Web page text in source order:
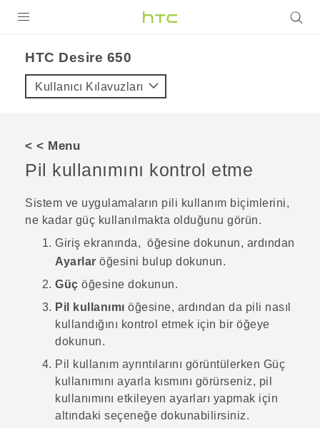
VIVE
VIVERSE
DESTEK
HTC Desire 650‎
Kullanıcı Kılavuzları
< < Menu
Pil kullanımını kontrol etme
Sistem ve uygulamaların pili kullanım biçimlerini,
ne kadar güç kullanılmakta olduğunu görün.
Giriş ekranında, öğesine dokunun, ardından
Ayarlar öğesini bulup dokunun.
Güç öğesine dokunun.
Pil kullanımı öğesine, ardından da pili nasıl
kullandığını kontrol etmek için bir öğeye
dokunun.
Pil kullanım ayrıntılarını görüntülerken Güç
kullanımını ayarla kısmını görürseniz, pil
kullanımını etkileyen ayarları yapmak için
altındaki seçeneğe dokunabilirsiniz.